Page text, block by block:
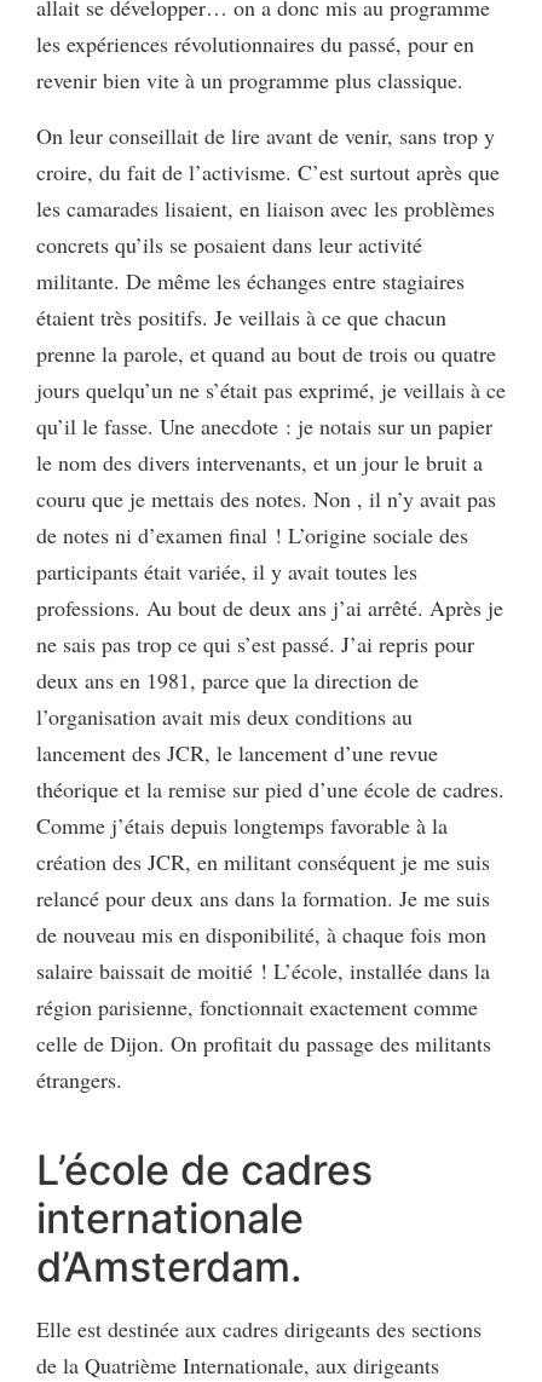
allait se développer… on a donc mis au programme
les expériences révolutionnaires du passé, pour en
revenir bien vite à un programme plus classique.
On leur conseillait de lire avant de venir, sans trop y
croire, du fait de l’activisme. C’est surtout après que
les camarades lisaient, en liaison avec les problèmes
concrets qu’ils se posaient dans leur activité
militante. De même les échanges entre stagiaires
étaient très positifs. Je veillais à ce que chacun
prenne la parole, et quand au bout de trois ou quatre
jours quelqu’un ne s’était pas exprimé, je veillais à ce
qu’il le fasse. Une anecdote : je notais sur un papier
le nom des divers intervenants, et un jour le bruit a
couru que je mettais des notes. Non , il n’y avait pas
de notes ni d’examen final ! L’origine sociale des
participants était variée, il y avait toutes les
professions. Au bout de deux ans j’ai arrêté. Après je
ne sais pas trop ce qui s’est passé. J’ai repris pour
deux ans en 1981, parce que la direction de
l’organisation avait mis deux conditions au
lancement des JCR, le lancement d’une revue
théorique et la remise sur pied d’une école de cadres.
Comme j’étais depuis longtemps favorable à la
création des JCR, en militant conséquent je me suis
relancé pour deux ans dans la formation. Je me suis
de nouveau mis en disponibilité, à chaque fois mon
salaire baissait de moitié ! L’école, installée dans la
région parisienne, fonctionnait exactement comme
celle de Dijon. On profitait du passage des militants
étrangers.
L’école de cadres
internationale
d’Amsterdam.
Elle est destinée aux cadres dirigeants des sections
de la Quatrième Internationale, aux dirigeants